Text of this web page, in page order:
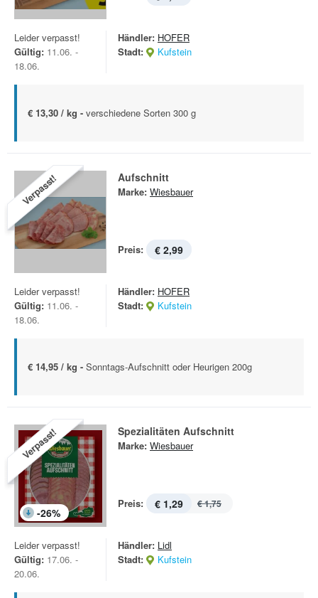
Leider verpasst!
Gültig: 11.06. -
18.06.
Händler: HOFER
Stadt:
Kufstein
€ 13,30 / kg - verschiedene Sorten 300 g
Verpasst! Aufschnitt
Marke: Wiesbauer
Preis: € 2,99
Leider verpasst!
Gültig: 11.06. -
18.06.
Händler: HOFER
Stadt:
Kufstein
€ 14,95 / kg - Sonntags-Aufschnitt oder Heurigen 200g
Verpasst!
-26%
Spezialitäten Aufschnitt
Marke: Wiesbauer
Preis: € 1,29 € 1,75
Leider verpasst!
Gültig: 17.06. -
20.06.
Händler: Lidl
Stadt:
Kufstein